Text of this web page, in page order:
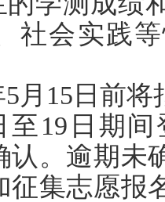
社会实践
5月15日前
至19日期
认。逾期未
征集志愿报